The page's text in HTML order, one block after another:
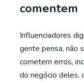
comentem
Influenciadores
gente pensa, não
cometem erros,
do negócio deles,